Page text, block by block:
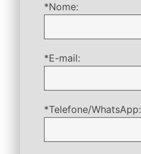
*Nome:
*E-mail:
*Telefone/WhatsApp: